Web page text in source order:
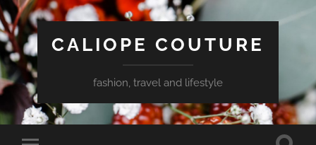
CALIOPE COUTURE
fashion, travel and lifestyle